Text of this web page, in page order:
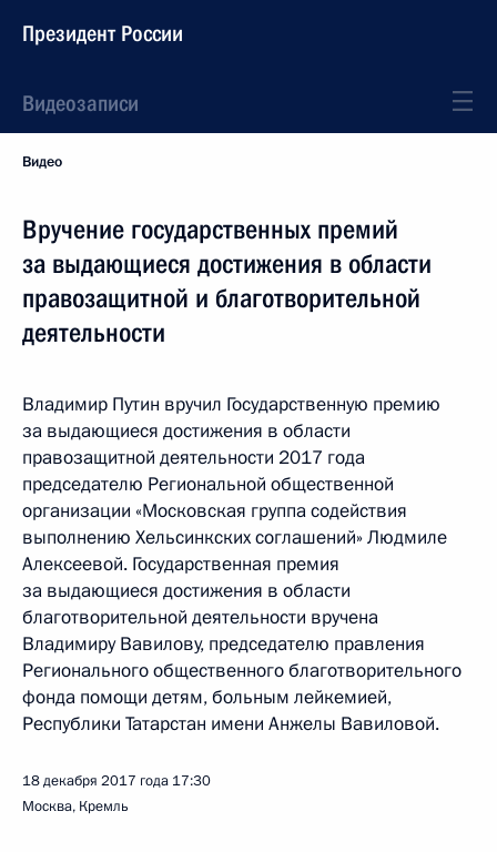
Президент России
Видеозаписи
Видео
Вручение государственных премий
за выдающиеся достижения в области
правозащитной и благотворительной
деятельности
Владимир Путин вручил Государственную премию
за выдающиеся достижения в области
правозащитной деятельности 2017 года
председателю Региональной общественной
организации «Московская группа содействия
выполнению Хельсинкских соглашений» Людмиле
Алексеевой. Государственная премия
за выдающиеся достижения в области
благотворительной деятельности вручена
Владимиру Вавилову, председателю правления
Регионального общественного благотворительного
фонда помощи детям, больным лейкемией,
Республики Татарстан имени Анжелы Вавиловой.
18 декабря 2017 года 17:30
Москва, Кремль